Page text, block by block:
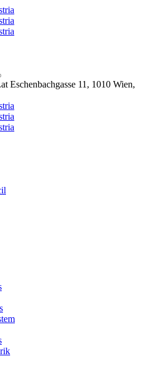
Eschenbachgasse 11, 1010 Wien,